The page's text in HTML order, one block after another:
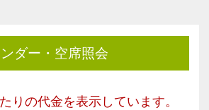
ダー・空席照会
りの代金を表示しています。